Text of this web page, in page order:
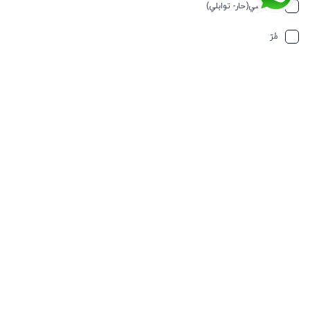
جوز الهند
سبایسي(حار- توابلي)
مُرّ